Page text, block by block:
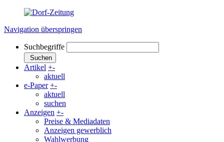
Navigation überspringen
Suchbegriffe
Suchen
Artikel +-
aktuell
e-Paper +-
aktuell
suchen
Anzeigen +-
Preise & Mediadaten
Anzeigen gewerblich
Wahlwerbung